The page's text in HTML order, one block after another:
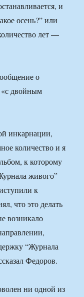
и
осень?” или
лет —
о
«с двойным
инкарнации,
количество и я
к которому
живого”
к
что это делать
возникало
“Журнала
Федоров.
ни одной из